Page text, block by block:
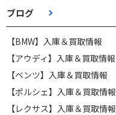
ブログ
【BMW】入庫＆買取情報
【アウディ】入庫＆買取情報
【ベンツ】入庫＆買取情報
【ポルシェ】入庫＆買取情報
【レクサス】入庫＆買取情報